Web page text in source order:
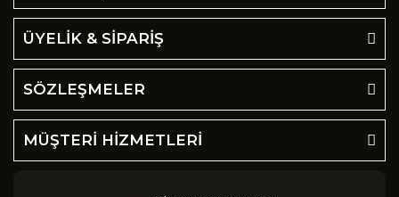
ÜYELİK & SİPARİŞ
SÖZLEŞMELER
MÜŞTERİ HİZMETLERİ